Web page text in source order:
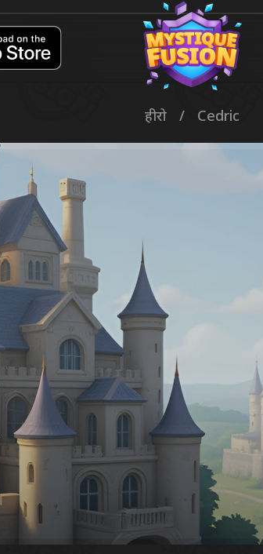
हीरो / Cedric